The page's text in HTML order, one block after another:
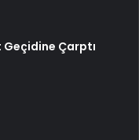
Geçidine Çarptı